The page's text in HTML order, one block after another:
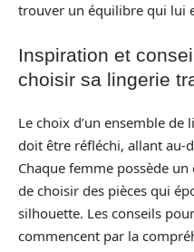
trouver un équilibre qui lui
Inspiration et
choisir sa lingerie
Le choix d’un ensemble
doit être réfléchi, allant au-
Chaque femme possède
de choisir des pièces qui
silhouette. Les conseils
commencent par la